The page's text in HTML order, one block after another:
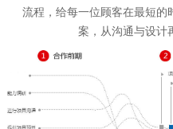
流程，给每一位顾客在最短的
案，从沟通与设计